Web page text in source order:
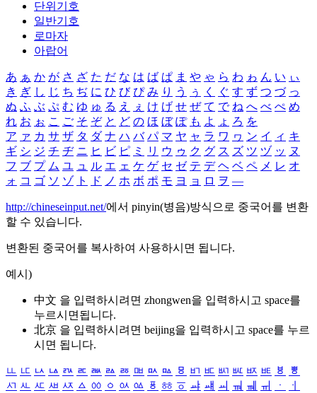
단위기호
일반기호
로마자
아랍어
あ ぁ か が さ ざ た だ な は ば ぱ ま や ゃ ら わ ゎ ん い ぃ
き ぎ し じ ち ぢ に ひ び ぴ み り う ぅ く ぐ す ず つ づ っ
ぬ ふ ぶ ぷ む ゆ ゅ る え ぇ け げ せ ぜ て で ね へ べ ぺ め
れ お ぉ こ ご そ ぞ と ど の ほ ぼ ぽ も よ ょ ろ を
ア ァ カ サ ザ タ ダ ナ ハ バ パ マ ヤ ャ ラ ワ ヮ ン イ ィ キ
ギ シ ジ チ ヂ ニ ヒ ビ ピ ミ リ ウ ゥ ク グ ス ズ ツ ヅ ッ ヌ
フ ブ プ ム ユ ュ ル エ ェ ケ ゲ セ ゼ テ デ ヘ ベ ペ メ レ オ
ォ コ ゴ ソ ゾ ト ド ノ ホ ボ ポ モ ヨ ョ ロ ヲ ―
http://chineseinput.net/에서 pinyin(병음)방식으로 중국어를 변환
할 수 있습니다.
변환된 중국어를 복사하여 사용하시면 됩니다.
예시)
中文 을 입력하시려면 zhongwen을 입력하시고 space를
누르시면됩니다.
北京 을 입력하시려면 beijing을 입력하시고 space를 누르
시면 됩니다.
ㅥ ㅦ ㅧ ㅨ ㅩ ㅪ ㅫ ㅬ ㅭ ㅮ ㅯ ㅰ ㅱ ㅲ ㅳ ㅴ ㅵ ㅶ ㅷ ㅸ
ㅹ
ㅺ ㅻ ㅼ ㅽ ㅾ ㅿ ㆀ ㆁ ㆂ ㆃ ㆄ ㆅ ㆆ ㆇ ㆈ ㆉ ㆊ ㆋ ㆌ ㆍ
ㆎ